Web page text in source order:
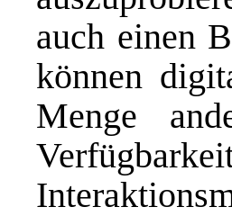
auch einen
können
Menge